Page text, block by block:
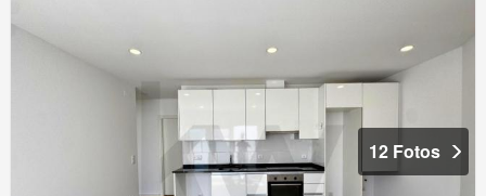
12 Fotos